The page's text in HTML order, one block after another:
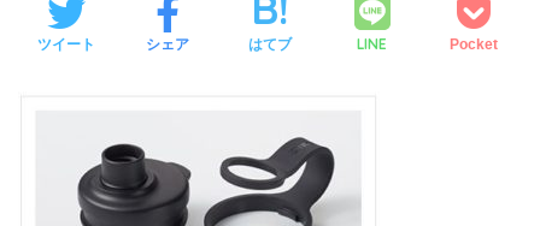
ツイート シェア はてブ LINE Pocket